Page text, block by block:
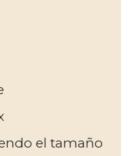
el tamaño